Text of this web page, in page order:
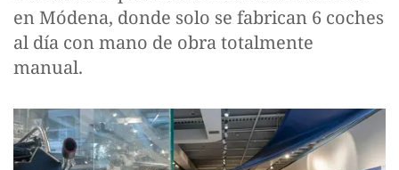
en Módena, donde solo se fabrican 6 coches
al día con mano de obra totalmente
manual.